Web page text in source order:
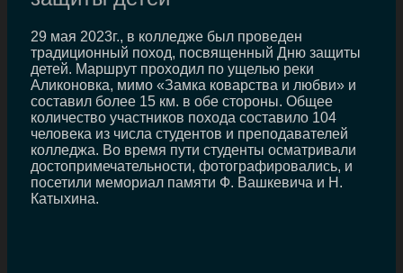
29 мая 2023г., в колледже был проведен
традиционный поход, посвященный Дню защиты
детей. Маршрут проходил по ущелью реки
Аликоновка, мимо «Замка коварства и любви» и
составил более 15 км. в обе стороны. Общее
количество участников похода составило 104
человека из числа студентов и преподавателей
колледжа. Во время пути студенты осматривали
достопримечательности, фотографировались, и
посетили мемориал памяти Ф. Вашкевича и Н.
Катыхина.